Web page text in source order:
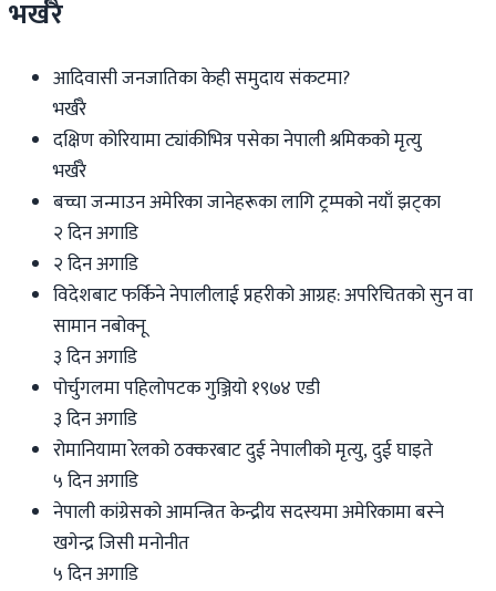
भर्खरै
आदिवासी जनजातिका केही समुदाय संकटमा?
भर्खरै
दक्षिण कोरियामा ट्यांकीभित्र पसेका नेपाली श्रमिकको मृत्यु
भर्खरै
बच्चा जन्माउन अमेरिका जानेहरूका लागि ट्रम्पको नयाँ झट्का
२ दिन अगाडि
२ दिन अगाडि
विदेशबाट फर्किने नेपालीलाई प्रहरीको आग्रह: अपरिचितको सुन वा
सामान नबोक्नू
३ दिन अगाडि
पोर्चुगलमा पहिलोपटक गुञ्जियो १९७४ एडी
३ दिन अगाडि
रोमानियामा रेलको ठक्करबाट दुई नेपालीको मृत्यु, दुई घाइते
५ दिन अगाडि
नेपाली कांग्रेसको आमन्त्रित केन्द्रीय सदस्यमा अमेरिकामा बस्ने
खगेन्द्र जिसी मनोनीत
५ दिन अगाडि